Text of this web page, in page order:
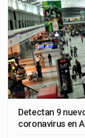
Detectan 9
coronavirus en